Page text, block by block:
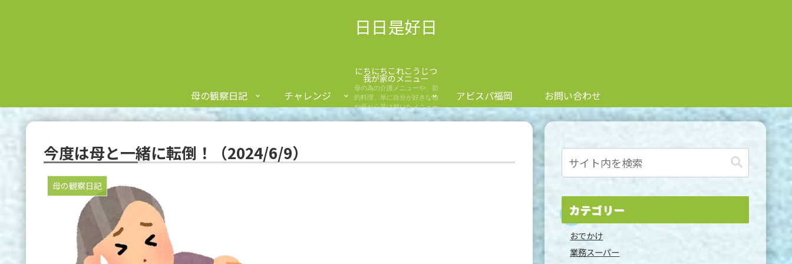
日日是好日
にちにちこれこうじつ
母の観察日記 チャレンジ
我が家のメニュー
母の為の介護メニューや、節
約料理、単に自分が好きな物
や母から受け就いたメニュー
を紹介します。
アビスパ福岡 お問い合わせ
今度は母と一緒に転倒！（2024/6/9）
母の観察日記
カテゴリー
おでかけ
業務スーパー